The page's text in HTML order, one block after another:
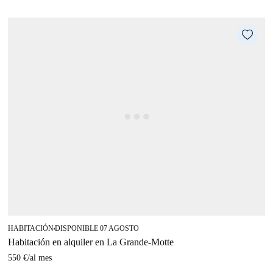
HABITACIÓN■DISPONIBLE 07 AGOSTO
Habitación en alquiler en La Grande-Motte
550 €/al mes